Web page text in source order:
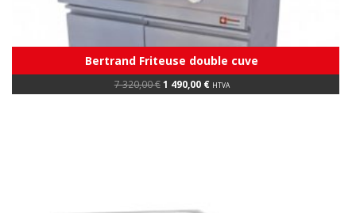
Bertrand Friteuse double cuve
7 320,00€Original
price
1 490,00 €Current
price
HTVA